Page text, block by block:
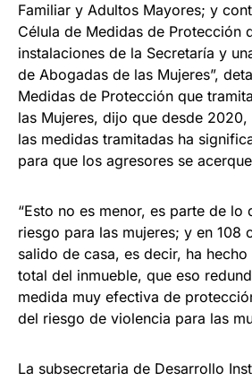
Familiar y Adultos Mayores; y
Célula de Medidas de Protección
instalaciones de la Secretaría y
de Abogadas de las Mujeres”,
Medidas de Protección que
las Mujeres, dijo que desde
las medidas tramitadas ha
para que los agresores se
“Esto no es menor, es parte de lo
riesgo para las mujeres; y en 108
salido de casa, es decir, ha
total del inmueble, que eso
medida muy efectiva de
del riesgo de violencia para las
La subsecretaria de Desarrollo